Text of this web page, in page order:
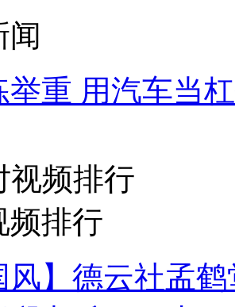
闻
举重 用汽车当
视频排行
频排行
风】德云社孟